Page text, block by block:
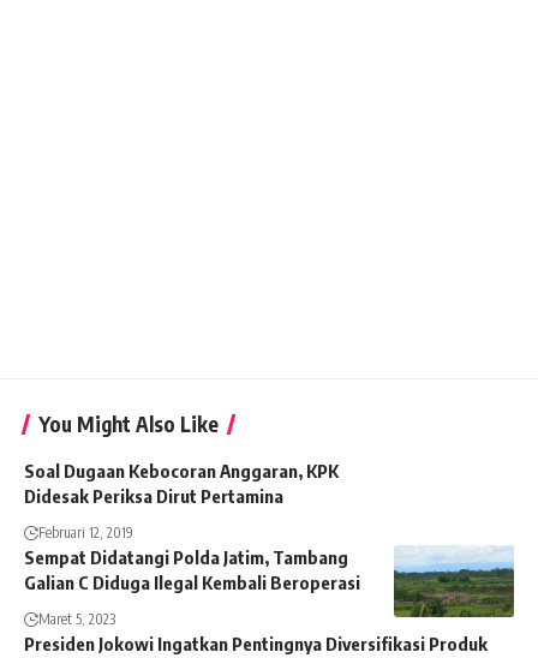
You Might Also Like
Soal Dugaan Kebocoran Anggaran, KPK
Didesak Periksa Dirut Pertamina
Februari 12, 2019
Sempat Didatangi Polda Jatim, Tambang
Galian C Diduga Ilegal Kembali Beroperasi
Maret 5, 2023
Presiden Jokowi Ingatkan Pentingnya Diversifikasi Produk